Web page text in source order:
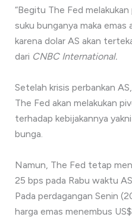
“Begitu The Fed
suku bunganya maka emas
karena dolar AS akan
dari CNBC International.
Setelah krisis perbankan
The Fed akan melakukan
terhadap kebijakannya
bunga.
Namun, The Fed tetap
25 bps pada Rabu waktu
Pada perdagangan Senin
harga emas menembus